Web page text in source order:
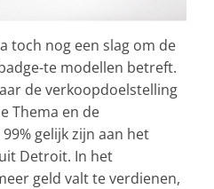
toch nog een slag om de
te modellen betreft.
de verkoopdoelstelling
Thema en de
gelijk zijn aan het
Detroit. In het
geld valt te verdienen,